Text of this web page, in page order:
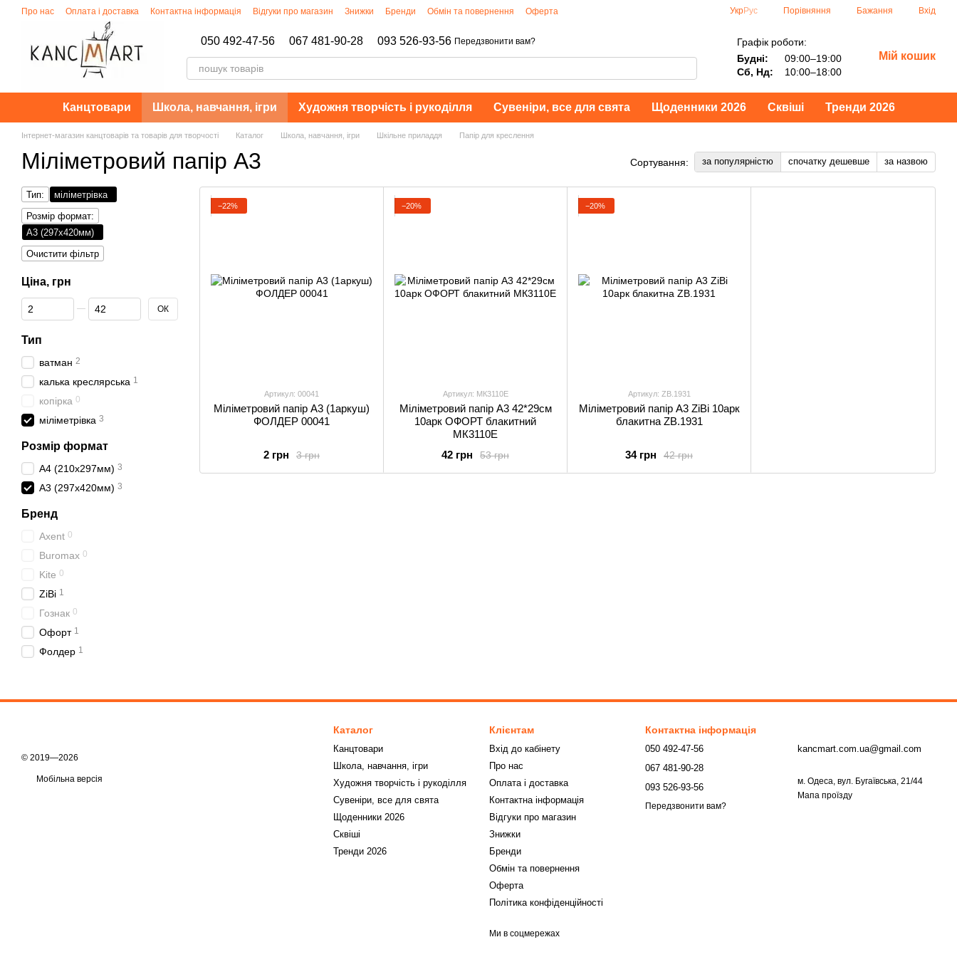
Перейти до основного контенту
Про нас Оплата і доставка Контактна інформація Відгуки про магазин Знижки Бренди Обмін та повернення
Оферта
Політика конфіденційності
УкрРус Порівняння Бажання Вхід
050 492-47-56 067 481-90-28 093 526-93-56 Передзвонити вам?
Графік роботи:
Будні:
09:00–19:00
Сб, Нд:
10:00–18:00
Мій кошик
Канцтовари Школа, навчання, ігри Художня творчість і рукоділля Сувеніри, все для свята Щоденники 2026 Сквіші Тренди 2026
Інтернет-магазин канцтоварів та товарів для творчості Каталог Школа, навчання, ігри Шкільне приладдя Папір для креслення
Міліметровий папір А3 Сортування: за популярністю спочатку дешевше за назвою
−22%
Артикул: 00041
Міліметровий папір А3 (1аркуш)
ФОЛДЕР 00041
3 грн
2 грн
−20%
Артикул: МК3110Е
Міліметровий папір А3 42*29см
10арк ОФОРТ блакитний
МК3110Е
53 грн
42 грн
−20%
Артикул: ZB.1931
Міліметровий папір А3 ZiBi 10арк
блакитна ZB.1931
42 грн
34 грн
Тип:
міліметрівка
Розмір формат:
A3 (297х420мм)
Очистити фільтр
Ціна, грн
Від Ціна, грн
До Ціна, грн ОК
Тип
ватман 2
калька креслярська 1
копірка 0
міліметрівка 3
Розмір формат
A4 (210х297мм) 3
A3 (297х420мм) 3
Бренд
Axent 0
Buromax 0
Kite 0
ZiBi 1
Гознак 0
Офорт 1
Фолдер 1
© 2019—2026
Мобільна версія
Каталог
Канцтовари
Школа, навчання, ігри
Художня творчість і рукоділля
Сувеніри, все для свята
Щоденники 2026
Сквіші
Тренди 2026
Клієнтам
Вхід до кабінету
Про нас
Оплата і доставка
Контактна інформація
Відгуки про магазин
Знижки
Бренди
Обмін та повернення
Оферта
Політика конфіденційності
Ми в соцмережах
Контактна інформація
050 492-47-56
067 481-90-28
093 526-93-56
Передзвонити вам?
kancmart.com.ua@gmail.com
м. Одеса, вул. Бугаївська, 21/44
Мапа проїзду